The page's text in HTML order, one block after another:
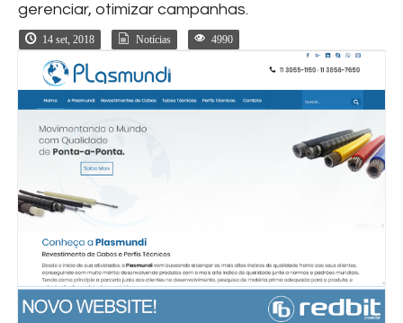
gerenciar, otimizar campanhas.
14 set, 2018 Notícias 4990